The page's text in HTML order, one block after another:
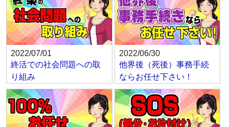
2022/07/01
終活での社会問題への取
り組み
2022/06/30
他界後（死後）事務手続
ならお任せ下さい！